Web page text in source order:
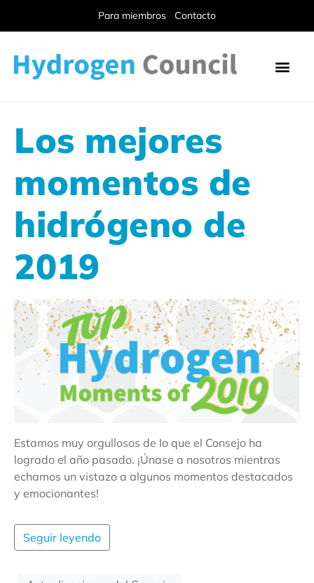
Para miembros Contacto
Los mejores
momentos de
hidrógeno de
2019
Estamos muy orgullosos de lo que el Consejo ha
logrado el año pasado. ¡Únase a nosotros mientras
echamos un vistazo a algunos momentos destacados
y emocionantes!
Seguir leyendo